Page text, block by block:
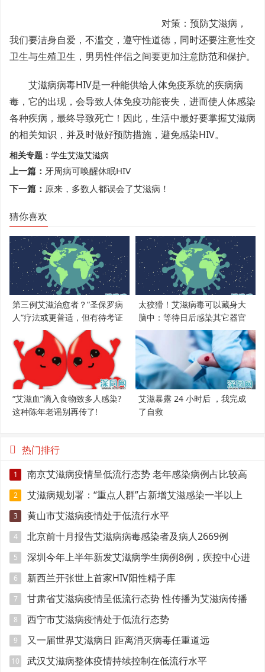
对策：预防艾滋病，
我们要洁身自爱，不滥交，遵守性道德，同时还要注意性交
卫生与生殖卫生，男男性伴侣之间要更加注意防范和保护。
艾滋病病毒HIV是一种能供给人体免疫系统的疾病病
毒，它的出现，会导致人体免疫功能丧失，进而使人体感染
各种疾病，最终导致死亡！因此，生活中最好要掌握艾滋病
的相关知识，并及时做好预防措施，避免感染HIV。
相关专题： 学生艾滋艾滋病
上一篇： 牙周病可唤醒休眠HIV
下一篇： 原来，多数人都误会了艾滋病！
猜你喜欢
第三例艾滋治愈者？“圣保罗病
人”疗法或更普适，但有待考证
太狡猾！艾滋病毒可以藏身大
脑中：等待日后感染其它器官
“艾滋血”滴入食物致多人感染?
这种陈年老谣别再传了!
艾滋暴露 24 小时后 ，我完成
了自救
热门排行
1 南京艾滋病疫情呈低流行态势 老年感染病例占比较高
2 艾滋病规划署：“重点人群”占新增艾滋感染一半以上
3 黄山市艾滋病疫情处于低流行水平
4 北京前十月报告艾滋病病毒感染者及病人2669例
5
深圳今年上半年新发艾滋病学生病例8例，疾控中心进
校园宣传防艾
6 新西兰开张世上首家HIV阳性精子库
7
甘肃省艾滋病疫情呈低流行态势 性传播为艾滋病传播
的主要途径
8 西宁市艾滋病疫情处于低流行态势
9 又一届世界艾滋病日 距离消灭病毒任重道远
10 武汉艾滋病整体疫情持续控制在低流行水平